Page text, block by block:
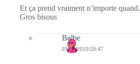
Et ça prend vraiment n’importe quand.
Gros bisous
Belbe
03/03/2010/20:47